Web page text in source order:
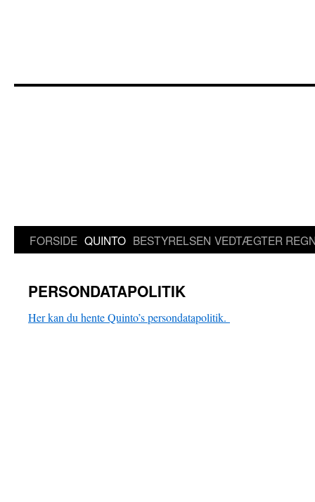
FORSIDE QUINTO BESTYRELSEN VEDTÆGTER
PERSONDATAPOLITIK
Her kan du hente Quinto’s persondatapolitik.